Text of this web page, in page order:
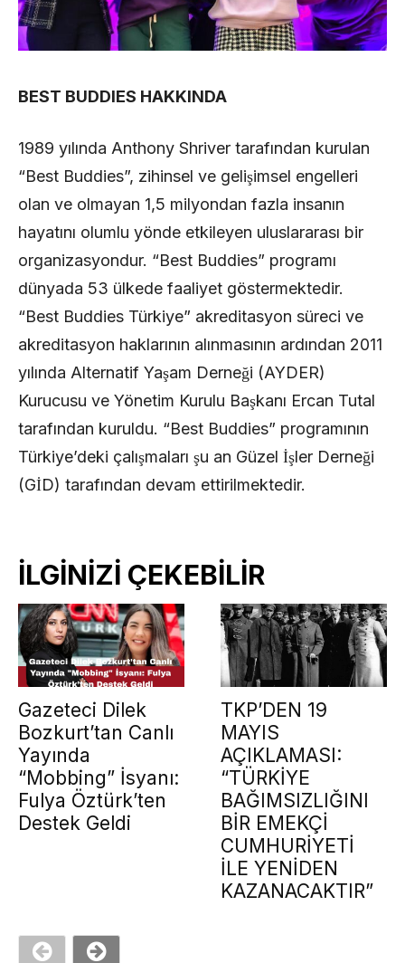
BEST BUDDIES HAKKINDA
1989 yılında Anthony Shriver tarafından kurulan
“Best Buddies”, zihinsel ve gelişimsel engelleri
olan ve olmayan 1,5 milyondan fazla insanın
hayatını olumlu yönde etkileyen uluslararası bir
organizasyondur. “Best Buddies” programı
dünyada 53 ülkede faaliyet göstermektedir.
“Best Buddies Türkiye” akreditasyon süreci ve
akreditasyon haklarının alınmasının ardından 2011
yılında Alternatif Yaşam Derneği (AYDER)
Kurucusu ve Yönetim Kurulu Başkanı Ercan Tutal
tarafından kuruldu. “Best Buddies” programının
Türkiye’deki çalışmaları şu an Güzel İşler Derneği
(GİD) tarafından devam ettirilmektedir.
İLGİNİZİ ÇEKEBİLİR
Gazeteci Dilek
Bozkurt’tan Canlı
Yayında
“Mobbing” İsyanı:
Fulya Öztürk’ten
Destek Geldi
TKP’DEN 19
MAYIS
AÇIKLAMASI:
“TÜRKİYE
BAĞIMSIZLIĞINI
BİR EMEKÇİ
CUMHURİYETİ
İLE YENİDEN
KAZANACAKTIR”